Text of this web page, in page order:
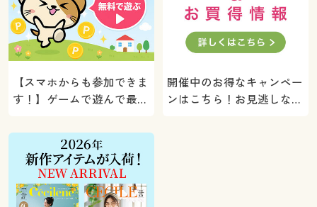
【スマホからも参加できま
す！】ゲームで遊んで最大
ト！
開催中のお得なキャンペー
ンはこちら！お見逃しな